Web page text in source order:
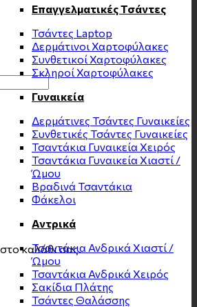
καλάθι σας.
Επαγγελματικές Τσάντες
Τσάντες Laptop
Δερμάτινοι Χαρτοφύλακες
Συνθετικοί Χαρτοφύλακες
Σκληροί Χαρτοφύλακες
Γυναικεία
Δερμάτινες Τσάντες Γυναικείες
Συνθετικές Τσάντες Γυναικείες
Τσαντάκια Γυναικεία Χειρός
Τσαντάκια Γυναικεία Χιαστί /
Ώμου
Βραδινά Τσαντάκια
Φάκελοι
Αντρικά
Τσαντάκια Ανδρικά Χιαστί /
Ώμου
Τσαντάκια Ανδρικά Χειρός
Σακίδια Πλάτης
Τσάντες Θαλάσσης